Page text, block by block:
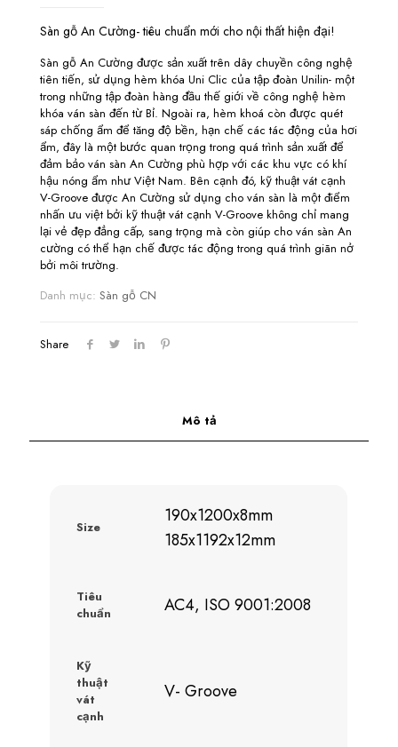
Sàn gỗ An Cường- tiêu chuẩn mới cho nội thất hiện đại!
Sàn gỗ An Cường được sản xuất trên dây chuyền công nghệ
tiên tiến, sử dụng hèm khóa Uni Clic của tập đoàn Unilin- một
trong những tập đoàn hàng đầu thế giới về công nghệ hèm
khóa ván sàn đến từ Bỉ. Ngoài ra, hèm khoá còn được quét
sáp chống ẩm để tăng độ bền, hạn chế các tác động của hơi
ẩm, đây là một bước quan trọng trong quá trình sản xuất để
đảm bảo ván sàn An Cường phù hợp với các khu vực có khí
hậu nóng ẩm như Việt Nam. Bên cạnh đó, kỹ thuật vát cạnh
V-Groove được An Cường sử dụng cho ván sàn là một điểm
nhấn ưu việt bởi kỹ thuật vát cạnh V-Groove không chỉ mang
lại vẻ đẹp đẳng cấp, sang trọng mà còn giúp cho ván sàn An
cường có thể hạn chế được tác động trong quá trình giãn nở
bởi môi trường.
Danh mục: Sàn gỗ CN
Share
Mô tả
Size
190x1200x8mm
185x1192x12mm
Tiêu
chuẩn
AC4, ISO 9001:2008
Kỹ
thuật
vát
cạnh
V- Groove